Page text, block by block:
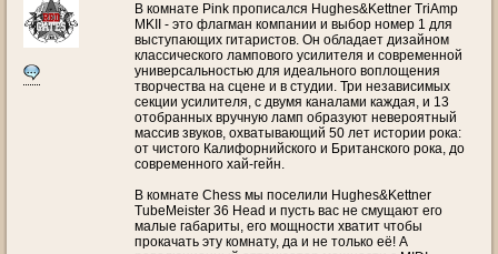
В комнате Pink прописался Hughes&Kettner TriAmp
MKII - это флагман компании и выбор номер 1 для
выступающих гитаристов. Он обладает дизайном
классического лампового усилителя и современной
универсальностью для идеального воплощения
творчества на сцене и в студии. Три независимых
секции усилителя, с двумя каналами каждая, и 13
отобранных вручную ламп образуют невероятный
массив звуков, охватывающий 50 лет истории рока:
от чистого Калифорнийского и Британского рока, до
современного хай-гейн.
В комнате Chess мы поселили Hughes&Kettner
TubeMeister 36 Head и пусть вас не смущают его
малые габариты, его мощности хватит чтобы
прокачать эту комнату, да и не только её! А